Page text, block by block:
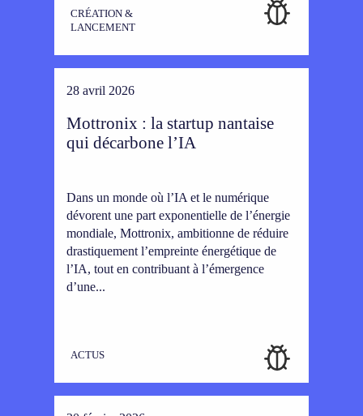
CRÉATION &
LANCEMENT
28 avril 2026
Mottronix : la startup nantaise
qui décarbone l’IA
Dans un monde où l’IA et le numérique
dévorent une part exponentielle de l’énergie
mondiale, Mottronix, ambitionne de réduire
drastiquement l’empreinte énergétique de
l’IA, tout en contribuant à l’émergence
d’une...
ACTUS